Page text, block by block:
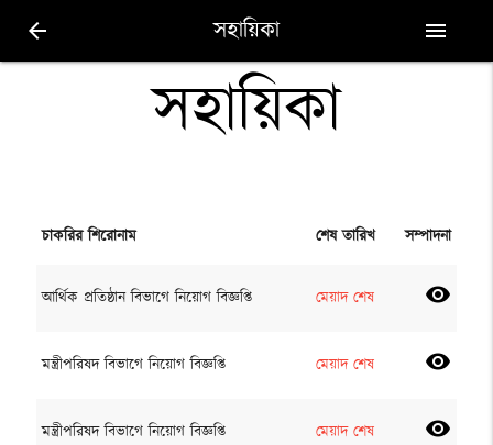
arrow_back সহায়িকা menu
সহায়িকা
চাকরির শিরোনাম শেষ তারিখ সম্পাদনা
আর্থিক প্রতিষ্ঠান বিভাগে নিয়োগ বিজ্ঞপ্তি মেয়াদ শেষ visibility
মন্ত্রীপরিষদ বিভাগে নিয়োগ বিজ্ঞপ্তি মেয়াদ শেষ visibility
মন্ত্রীপরিষদ বিভাগে নিয়োগ বিজ্ঞপ্তি মেয়াদ শেষ visibility